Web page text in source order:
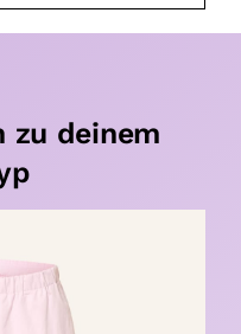
zu deinem